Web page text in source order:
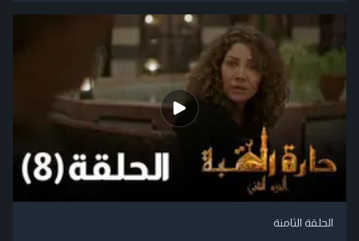
الحلقة الثامنة